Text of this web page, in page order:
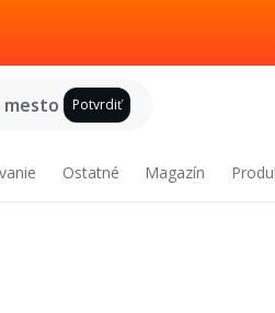
Potvrdiť
Ostatné Magazín